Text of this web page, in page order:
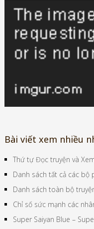
Bài viết xem nhiều
Thứ tự Đọc truyện và
Danh sách tất cả các bộ
Danh sách toàn bộ
Chỉ số sức mạnh các
Super Saiyan Blue –